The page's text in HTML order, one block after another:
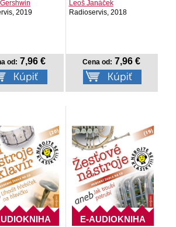
2019
od: 7,96 €
Leoš Janáček
Radioservis, 2018
Cena od: 7,96 €
E-AUDIOKNIHA